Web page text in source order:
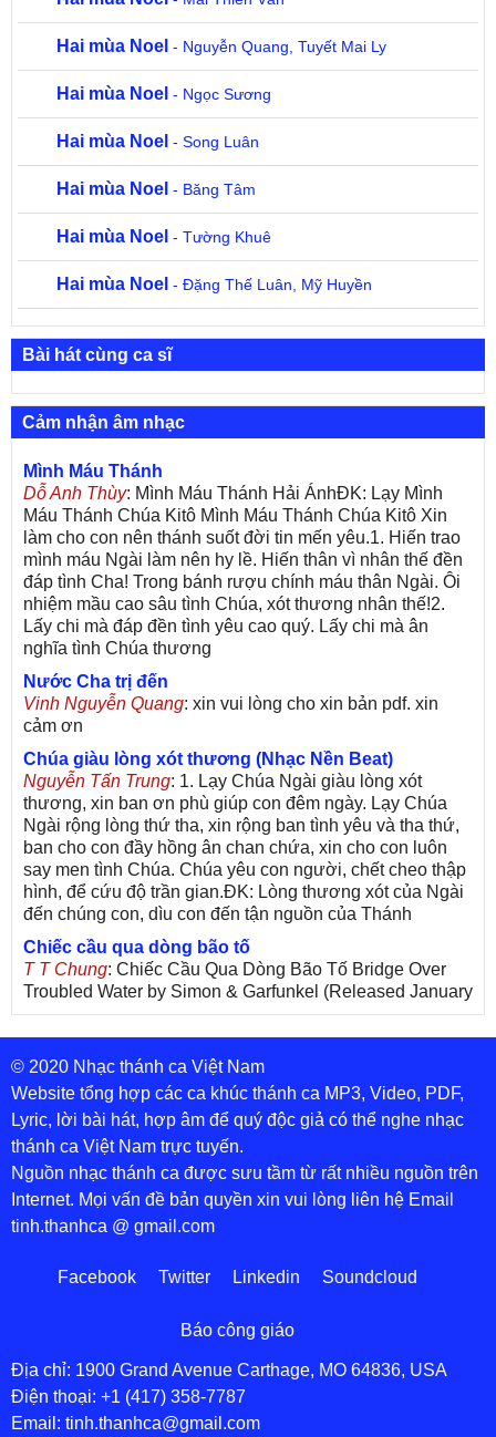
Hai mùa Noel - Nguyễn Quang, Tuyết Mai Ly
Hai mùa Noel - Ngọc Sương
Hai mùa Noel - Song Luân
Hai mùa Noel - Băng Tâm
Hai mùa Noel - Tường Khuê
Hai mùa Noel - Đặng Thế Luân, Mỹ Huyền
Bài hát cùng ca sĩ
Cảm nhận âm nhạc
Mình Máu Thánh
Dỗ Anh Thùy: Mình Máu Thánh Hải ÁnhĐK: Lạy Mình
Máu Thánh Chúa Kitô Mình Máu Thánh Chúa Kitô Xin
làm cho con nên thánh suốt đời tin mến yêu.1. Hiến trao
mình máu Ngài làm nên hy lề. Hiến thân vì nhân thế đền
đáp tình Cha! Trong bánh rượu chính máu thân Ngài. Ôi
nhiệm mầu cao sâu tình Chúa, xót thương nhân thế!2.
Lấy chi mà đáp đền tình yêu cao quý. Lấy chi mà ân
nghĩa tình Chúa thương
Nước Cha trị đến
Vinh Nguyễn Quang: xin vui lòng cho xin bản pdf. xin
cảm ơn
Chúa giàu lòng xót thương (Nhạc Nền Beat)
Nguyễn Tấn Trung: 1. Lạy Chúa Ngài giàu lòng xót
thương, xin ban ơn phù giúp con đêm ngày. Lạy Chúa
Ngài rộng lòng thứ tha, xin rộng ban tình yêu và tha thứ,
ban cho con đầy hồng ân chan chứa, xin cho con luôn
say men tình Chúa. Chúa yêu con người, chết cheo thập
hình, để cứu độ trần gian.ĐK: Lòng thương xót của Ngài
đến chúng con, dìu con đến tận nguồn của Thánh
Chiếc cầu qua dòng bão tố
T T Chung: Chiếc Cầu Qua Dòng Bão Tố Bridge Over
Troubled Water by Simon & Garfunkel (Released January
26, 1970) Lời Việt: Nhạc Sĩ Vũ Đức Nghiêm Trình Bày:
Chung Tử Lưu
De Colores! (Lời Việt)
Son Vu: Bài hát có lời chưa.Cám ơn
Bài ca dâng Mẹ
thuc : xin lòi bài hat ,bai ca dang me.gia ân
Theo gương Mẹ, con lên đường
sr Thúy Ngân: xin cho con bản PDF bài này ạ
Đến với Lòng Thương Xót Chúa
PDF:Đến với Lòng Thương Xót Chúa - Lm. Giuse Vũ
chốn tựa nương. Đến với lòng Chúa xót thương con hết
lo âu bận vướng. Tin tưởng vào lòng Chúa xót thương
có Ngài hiểm nguy con coi thường. Phó thác vào lòng
Chúa xót thương có cả một mùa xuân thiên đường.ĐK:
Xin hãy đến
© 2020 Nhạc thánh ca Việt Nam
Website tổng hợp các ca khúc thánh ca MP3, Video, PDF,
Lyric, lời bài hát, hợp âm để quý độc giả có thể nghe nhạc
thánh ca Việt Nam trực tuyến.
Nguồn nhạc thánh ca được sưu tầm từ rất nhiều nguồn trên
Internet. Mọi vấn đề bản quyền xin vui lòng liên hệ Email
tinh.thanhca @ gmail.com
Facebook Twitter Linkedin Soundcloud
Báo công giáo
Địa chỉ: 1900 Grand Avenue Carthage, MO 64836, USA
Điện thoại: +1 (417) 358-7787
Email: tinh.thanhca@gmail.com